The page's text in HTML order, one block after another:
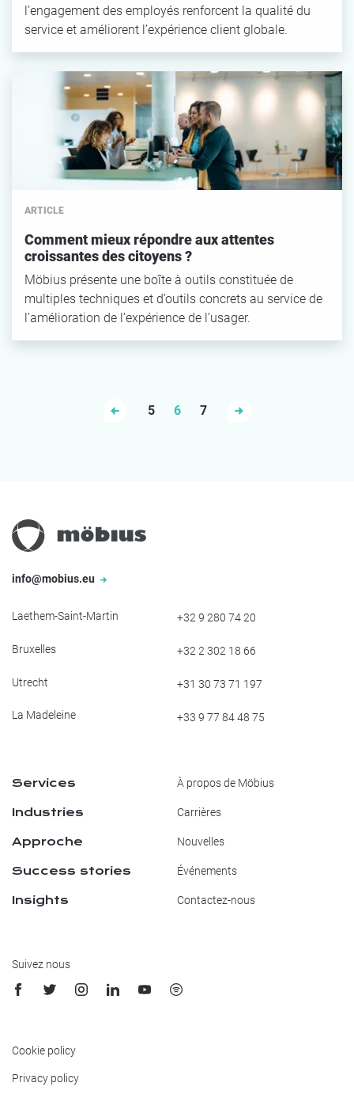
l’engagement des employés renforcent la qualité du
service et améliorent l’expérience client globale.
ARTICLE
Comment mieux répondre aux attentes
croissantes des citoyens ?
Möbius présente une boîte à outils constituée de
multiples techniques et d’outils concrets au service de
l’amélioration de l’expérience de l’usager.
5 6 7
info@mobius.eu
Laethem-Saint-Martin +32 9 280 74 20
Bruxelles +32 2 302 18 66
Utrecht +31 30 73 71 197
La Madeleine +33 9 77 84 48 75
Services
Industries
Approche
Success stories
Insights
À propos de Möbius
Carrières
Nouvelles
Événements
Contactez-nous
Suivez nous
Cookie policy
Privacy policy